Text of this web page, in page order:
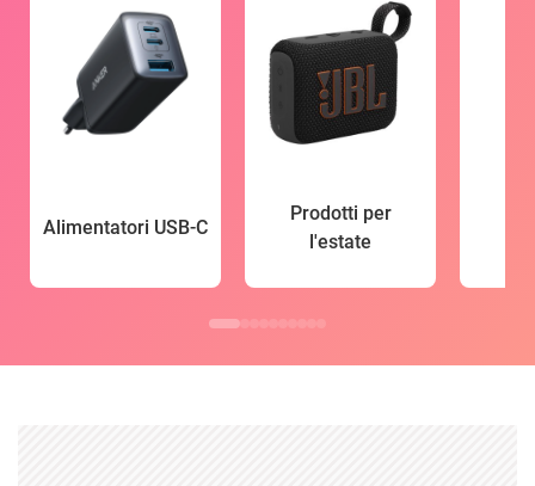
Alimentatori USB-C
Prodotti per
l'estate